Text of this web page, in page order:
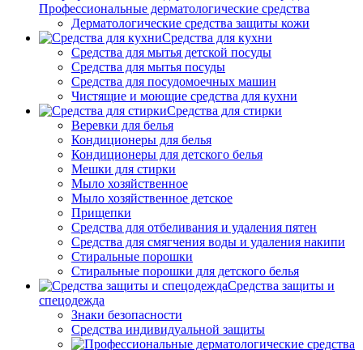
Профессиональные дерматологические средства
Дерматологические средства защиты кожи
Средства для кухни
Средства для мытья детской посуды
Средства для мытья посуды
Средства для посудомоечных машин
Чистящие и моющие средства для кухни
Средства для стирки
Веревки для белья
Кондиционеры для белья
Кондиционеры для детского белья
Мешки для стирки
Мыло хозяйственное
Мыло хозяйственное детское
Прищепки
Средства для отбеливания и удаления пятен
Средства для смягчения воды и удаления накипи
Стиральные порошки
Стиральные порошки для детского белья
Средства защиты и
спецодежда
Знаки безопасности
Средства индивидуальной защиты